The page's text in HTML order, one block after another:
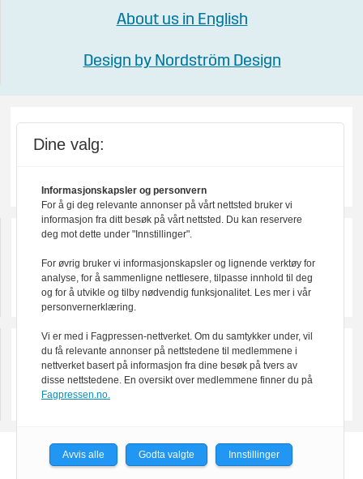
About us in English
Design by Nordström Design
Powered by Labrador CMS
Dine valg:
Informasjonskapsler og personvern
For å gi deg relevante annonser på vårt nettsted bruker vi
informasjon fra ditt besøk på vårt nettsted. Du kan reservere
deg mot dette under "Innstillinger".
For øvrig bruker vi informasjonskapsler og lignende verktøy for
analyse, for å sammenligne nettlesere, tilpasse innhold til deg
og for å utvikle og tilby nødvendig funksjonalitet. Les mer i vår
personvernerklæring.
Vi er med i Fagpressen-nettverket. Om du samtykker under, vil
du få relevante annonser på nettstedene til medlemmene i
nettverket basert på informasjon fra dine besøk på tvers av
disse nettstedene. En oversikt over medlemmene finner du på
Fagpressen.no.
Avvis alle Godta valgte Innstillinger